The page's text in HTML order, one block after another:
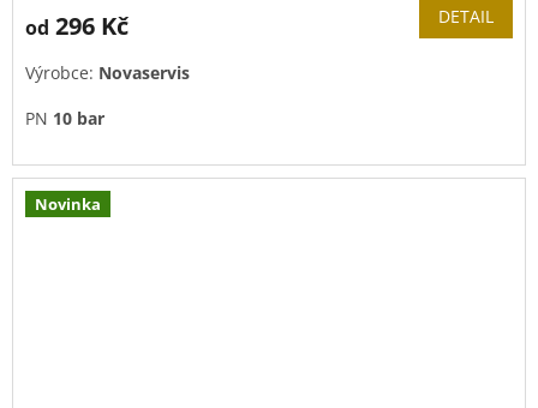
od 296 Kč DETAIL
Výrobce: Novaservis
PN 10 bar
Novinka